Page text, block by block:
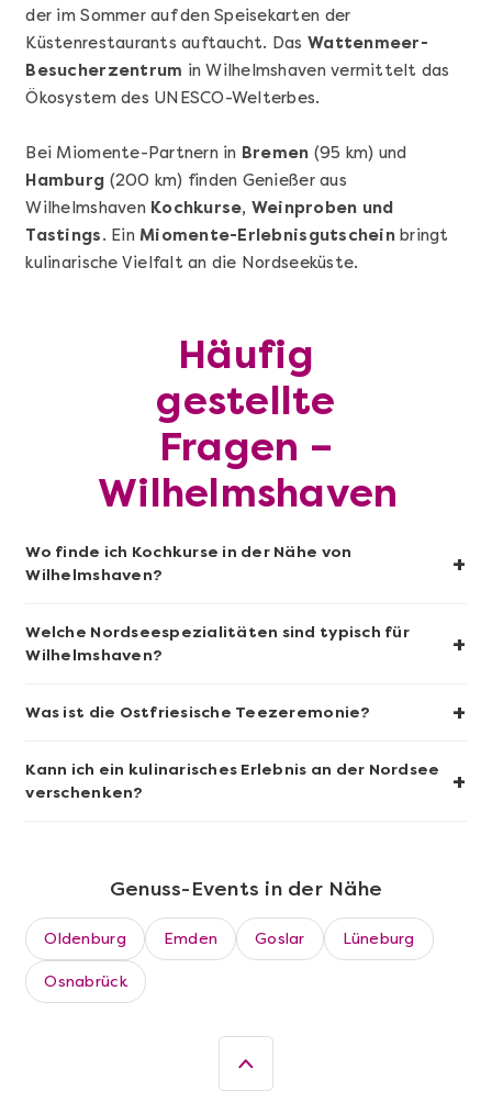
Sushi-Kochkurs@Home
Die beste Pizza@Home
der im Sommer auf den Speisekarten der
Küstenrestaurants auftaucht. DasWattenmeer-
Besucherzentrum in Wilhelmshaven vermittelt das
Ökosystem des UNESCO-Welterbes.
Bei Miomente-Partnern in Bremen (95 km) und
Hamburg (200 km) finden Genießer aus
Wilhelmshaven Kochkurse, Weinproben und
Tastings. EinMiomente-Erlebnisgutscheinbringt
kulinarische Vielfalt an die Nordseeküste.
Häufig
gestellte
Fragen –
Wilhelmshaven
Wo finde ich Kochkurse in der Nähe von
Wilhelmshaven?
+
Welche Nordseespezialitäten sind typisch für
Wilhelmshaven?
+
Was ist die Ostfriesische Teezeremonie? +
Kann ich ein kulinarisches Erlebnis an der Nordsee
verschenken?
+
Genuss-Events in der Nähe
Oldenburg Emden Goslar Lüneburg
Osnabrück